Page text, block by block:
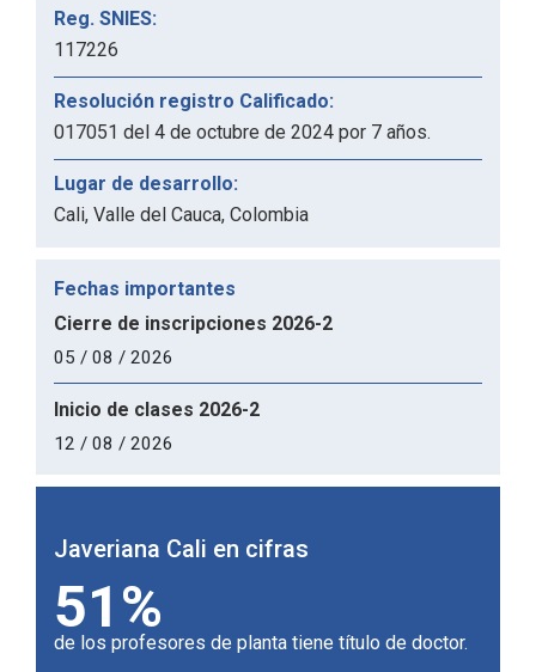
Reg. SNIES:
117226
Resolución registro Calificado:
017051 del 4 de octubre de 2024​ por 7 años.
Lugar de desarrollo:
Cali, Valle del Cauca, Colombia
Fechas importantes
Cierre de inscripciones 2026-2
05 / 08 / 2026
Inicio de clases 2026-2
12 / 08 / 2026
Javeriana Cali en cifras
51%
de los profesores de planta tiene título de doctor.